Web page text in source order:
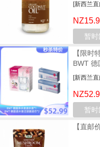
[新西兰
暂时
【限时
BWT 德
[新西兰
暂时
【直邮